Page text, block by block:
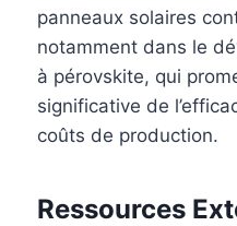
panneaux solaires
notamment dans le
à pérovskite, qui
significative de
coûts de production.
Ressources